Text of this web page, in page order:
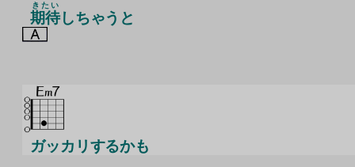
期待
きたい
しちゃうと
ガッカリするかも